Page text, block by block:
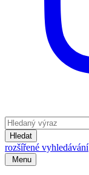
Hledat
rozšířené vyhledávání
Menu